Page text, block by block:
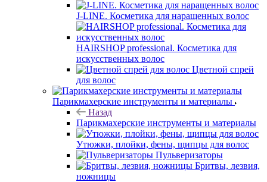
J-LINE. Косметика для наращенных волос
HAIRSHOP professional. Косметика для
искусственных волос
Цветной спрей
для волос
Парикмахерские инструменты и материалы
Назад
Парикмахерские инструменты и материалы
Утюжки, плойки, фены, щипцы для волос
Пульверизаторы
Бритвы, лезвия,
ножницы